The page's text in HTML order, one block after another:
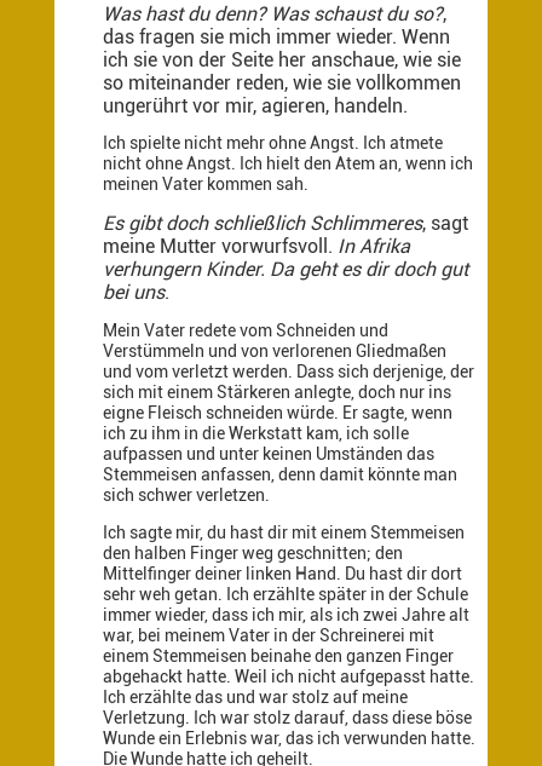
Was hast du denn? Was schaust du so?,
das fragen sie mich immer wieder. Wenn
ich sie von der Seite her anschaue, wie sie
so miteinander reden, wie sie vollkommen
ungerührt vor mir, agieren, handeln.
Ich spielte nicht mehr ohne Angst. Ich atmete
nicht ohne Angst. Ich hielt den Atem an, wenn ich
meinen Vater kommen sah.
Es gibt doch schließlich Schlimmeres, sagt
meine Mutter vorwurfsvoll. In Afrika
verhungern Kinder. Da geht es dir doch gut
bei uns.
Mein Vater redete vom Schneiden und
Verstümmeln und von verlorenen Gliedmaßen
und vom verletzt werden. Dass sich derjenige, der
sich mit einem Stärkeren anlegte, doch nur ins
eigne Fleisch schneiden würde. Er sagte, wenn
ich zu ihm in die Werkstatt kam, ich solle
aufpassen und unter keinen Umständen das
Stemmeisen anfassen, denn damit könnte man
sich schwer verletzen.
Ich sagte mir, du hast dir mit einem Stemmeisen
den halben Finger weg geschnitten; den
Mittelfinger deiner linken Hand. Du hast dir dort
sehr weh getan. Ich erzählte später in der Schule
immer wieder, dass ich mir, als ich zwei Jahre alt
war, bei meinem Vater in der Schreinerei mit
einem Stemmeisen beinahe den ganzen Finger
abgehackt hatte. Weil ich nicht aufgepasst hatte.
Ich erzählte das und war stolz auf meine
Verletzung. Ich war stolz darauf, dass diese böse
Wunde ein Erlebnis war, das ich verwunden hatte.
Die Wunde hatte ich geheilt.